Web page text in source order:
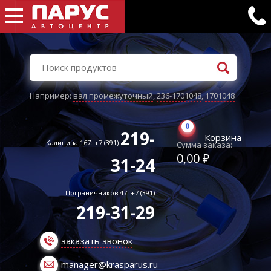
Например:вал промежуточный,236-1701048,1701048
Калинина 167: +7 (391) 219-
31-24
Пограничников 47: +7 (391)
219-31-29
заказать звонок
manager@krasparus.ru
0
Корзина
Сумма заказа:
0,00 ₽